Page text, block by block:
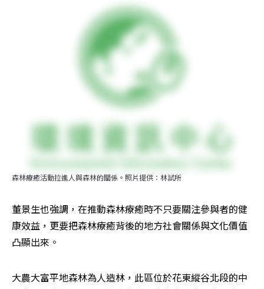
森林療癒活動拉進人與森林的關係。照片提供：林試所
董景生也強調，在推動森林療癒時不只要關注參與者的健
康效益，更要把森林療癒背後的地方社會關係與文化價值
凸顯出來。
大農大富平地森林為人造林，此區位於花東縱谷北段的中